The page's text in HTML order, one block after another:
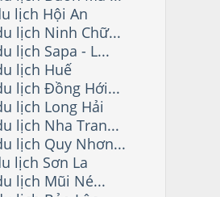
lịch Hội An
lịch Ninh Chữ...
lịch Sapa - L...
lịch Huế
lịch Đồng Hới...
lịch Long Hải
lịch Nha Tran...
lịch Quy Nhơn...
lịch Sơn La
lịch Mũi Né...